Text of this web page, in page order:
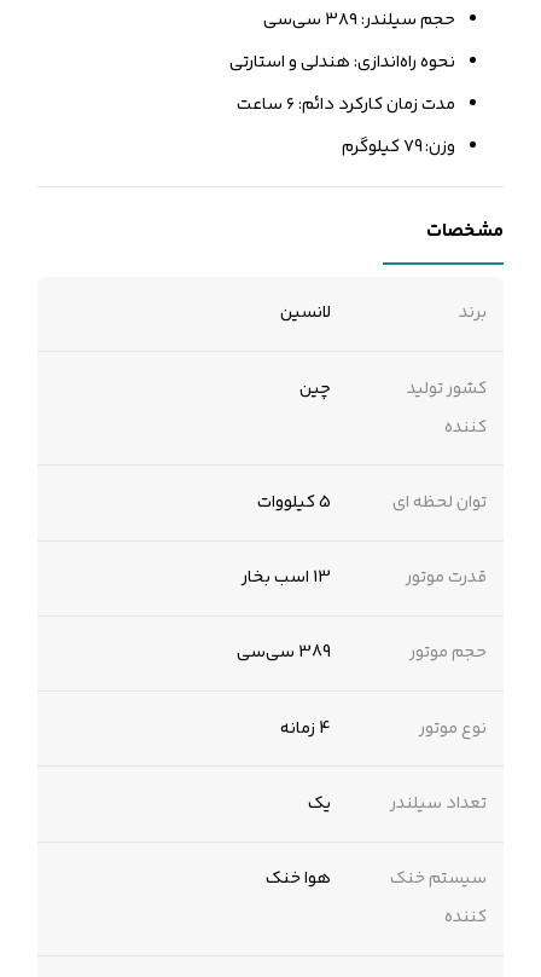
حجم سیلندر: ۳۸۹ سی‌سی
نحوه راه‌اندازی: هندلی و استارتی
مدت زمان کارکرد دائم: ۶ ساعت
وزن: ۷9 کیلوگرم
مشخصات
برند لانسین
کشور تولید
کننده
چین
توان لحظه ای 5 کیلووات
قدرت موتور 13 اسب بخار
حجم موتور 389 سی‌سی
نوع موتور 4 زمانه
تعداد سیلندر یک
سیستم خنک
کننده
هوا خنک